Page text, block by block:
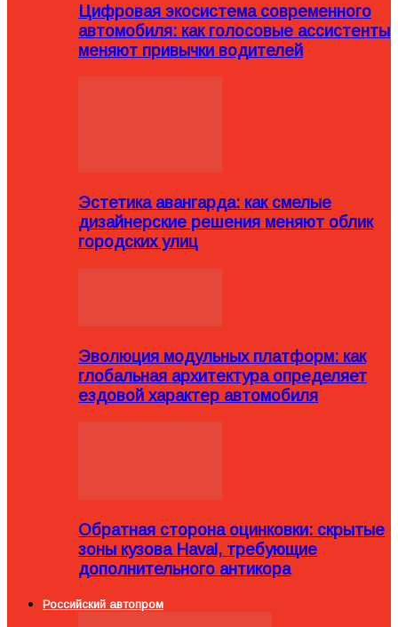
Цифровая экосистема современного
автомобиля: как голосовые ассистенты
меняют привычки водителей
Эстетика авангарда: как смелые
дизайнерские решения меняют облик
городских улиц
Эволюция модульных платформ: как
глобальная архитектура определяет
ездовой характер автомобиля
Обратная сторона оцинковки: скрытые
зоны кузова Haval, требующие
дополнительного антикора
Российский автопром